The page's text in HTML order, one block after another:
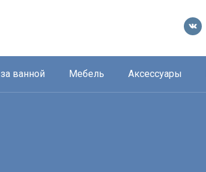
ванной Мебель Аксессуары